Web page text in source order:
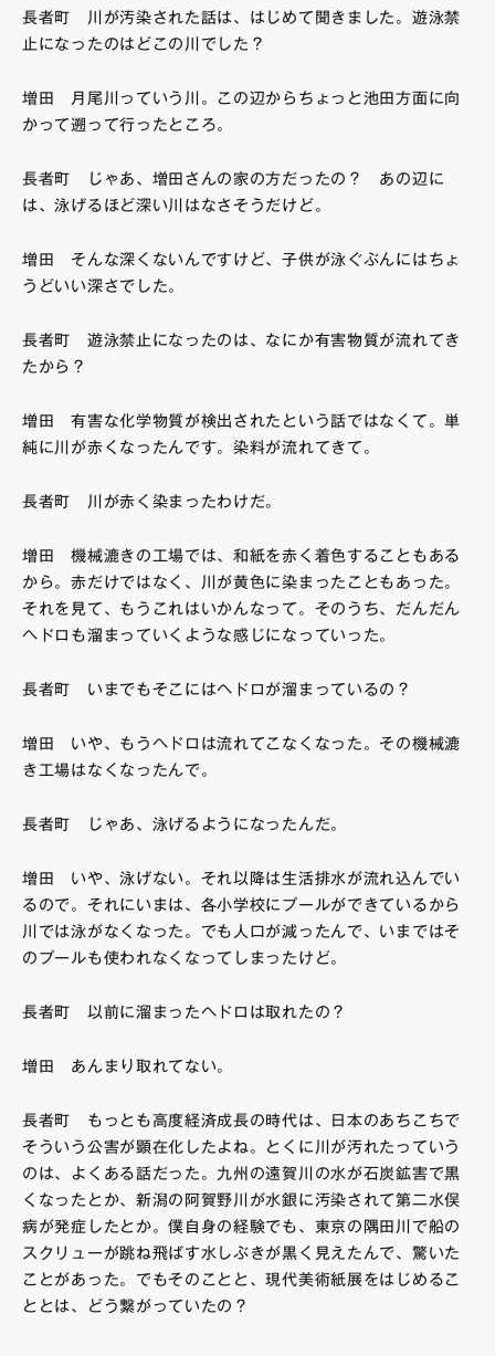
長者町 川が汚染された話は、はじめて聞きました。遊泳禁
止になったのはどこの川でした？
増田 月尾川っていう川。この辺からちょっと池田方面に向
かって遡って行ったところ。
長者町 じゃあ、増田さんの家の方だったの？ あの辺に
は、泳げるほど深い川はなさそうだけど。
増田 そんな深くないんですけど、子供が泳ぐぶんにはちょ
うどいい深さでした。
長者町 遊泳禁止になったのは、なにか有害物質が流れてき
たから？
増田 有害な化学物質が検出されたという話ではなくて。単
純に川が赤くなったんです。染料が流れてきて。
長者町 川が赤く染まったわけだ。
増田 機械漉きの工場では、和紙を赤く着色することもある
から。赤だけではなく、川が黄色に染まったこともあった。
それを見て、もうこれはいかんなって。そのうち、だんだん
ヘドロも溜まっていくような感じになっていった。
長者町 いまでもそこにはヘドロが溜まっているの？
増田 いや、もうヘドロは流れてこなくなった。その機械漉
き工場はなくなったんで。
長者町 じゃあ、泳げるようになったんだ。
増田 いや、泳げない。それ以降は生活排水が流れ込んでい
るので。それにいまは、各小学校にプールができているから
川では泳がなくなった。でも人口が減ったんで、いまではそ
のプールも使われなくなってしまったけど。
長者町 以前に溜まったヘドロは取れたの？
増田 あんまり取れてない。
長者町 もっとも高度経済成長の時代は、日本のあちこちで
そういう公害が顕在化したよね。とくに川が汚れたっていう
のは、よくある話だった。九州の遠賀川の水が石炭鉱害で黒
くなったとか、新潟の阿賀野川が水銀に汚染されて第二水俣
病が発症したとか。僕自身の経験でも、東京の隅田川で船の
スクリューが跳ね飛ばす水しぶきが黒く見えたんで、驚いた
ことがあった。でもそのことと、現代美術紙展をはじめるこ
ととは、どう繋がっていたの？